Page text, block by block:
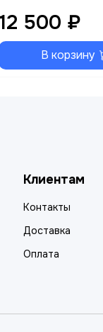
12 500 ₽
В корзину
Клиентам
Контакты
Доставка
Оплата